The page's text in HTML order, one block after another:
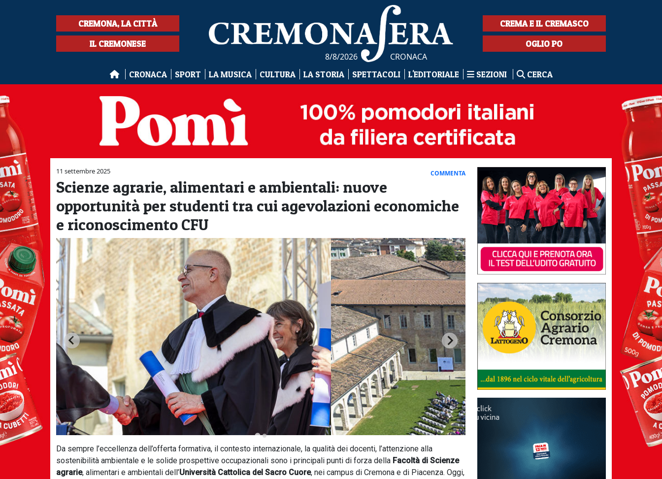
CREMONA, LA CITTÀ
IL CREMONESE
8/8/2026 CRONACA
CREMA E IL CREMASCO
OGLIO PO
CRONACA SPORT LA MUSICA CULTURA LA STORIA SPETTACOLI L'EDITORIALE SEZIONI CERCA
11 settembre 2025 COMMENTA
Scienze agrarie, alimentari e ambientali: nuove
opportunità per studenti tra cui agevolazioni economiche
e riconoscimento CFU
Da sempre l’eccellenza dell’offerta formativa, il contesto internazionale, la qualità dei docenti, l’attenzione alla
sostenibilità ambientale e le solide prospettive occupazionali sono i principali punti di forza della Facoltà di Scienze
agrarie, alimentari e ambientali dell’Università Cattolica del Sacro Cuore, nei campus di Cremona e di Piacenza. Oggi,